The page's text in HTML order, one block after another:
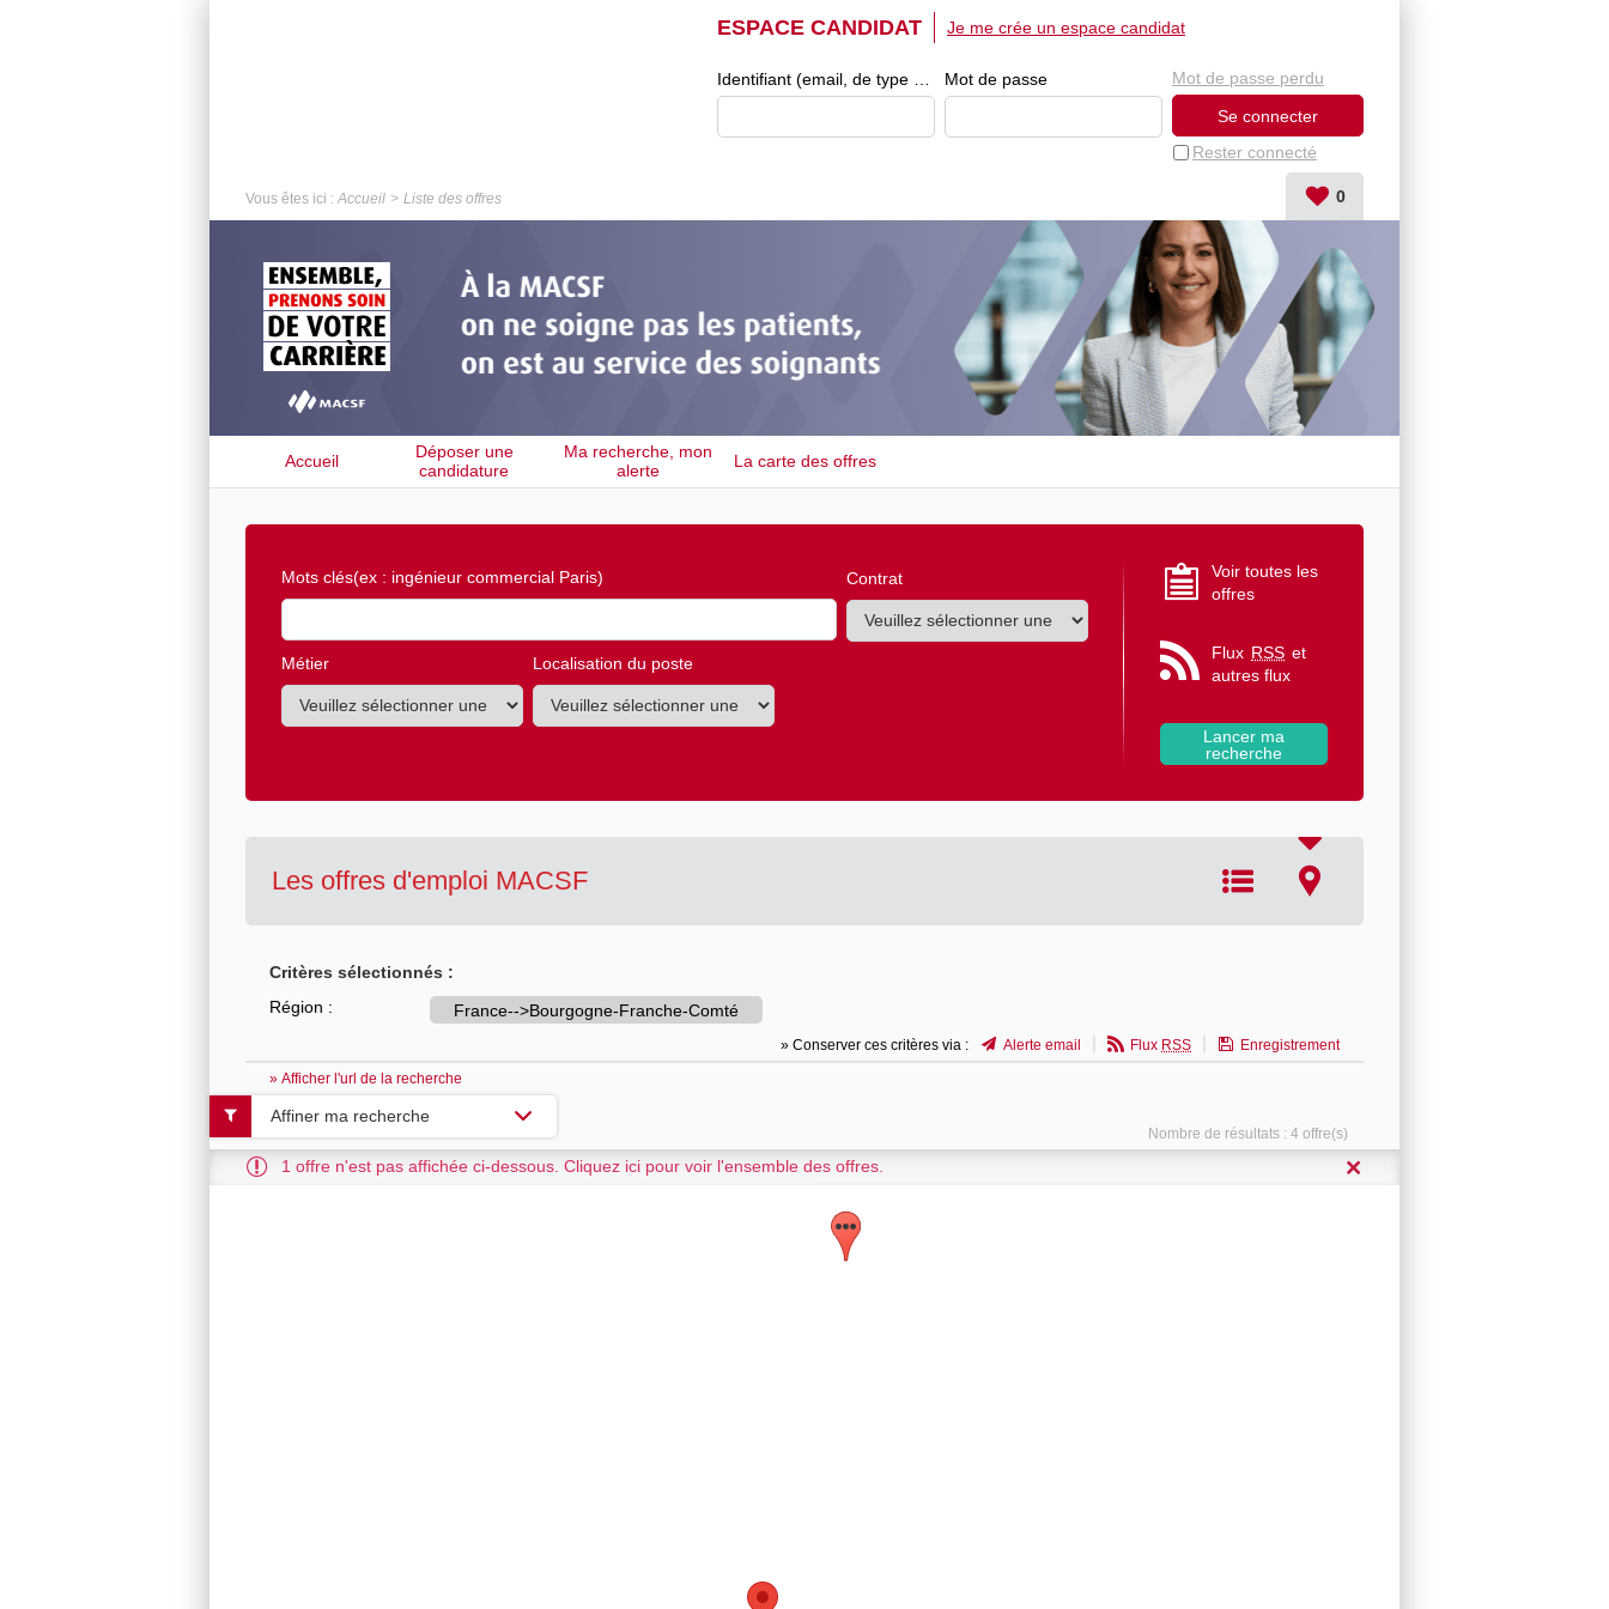
ESPACE CANDIDAT
Mot de passe
Rester connecté
Mot de passe perdu
Je me crée un espace candidat
Vous êtes ici : Accueil Liste des offres 0
Accueil
Déposer une
candidature
spontanée
Ma recherche, mon
alerte
La carte des offres
Mots clés(ex : ingénieur commercial Paris) Contrat
Métier Localisation du poste
Voir toutes les
offres
Flux RSS et
autres flux
Les offres d'emploi MACSF
Critères sélectionnés :
Région :
France-->Bourgogne-Franche-Comté
» Conserver ces critères via : Alerte email Flux RSS
Enregistrement
» Afficher l'url de la recherche
Nombre de résultats : 4 offre(s)
1 offre n'est pas affichée ci-dessous. Cliquez ici pour voir l'ensemble des offres.
Affiner ma recherche